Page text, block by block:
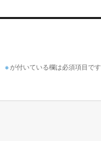
※ が付いている欄は必須項目です